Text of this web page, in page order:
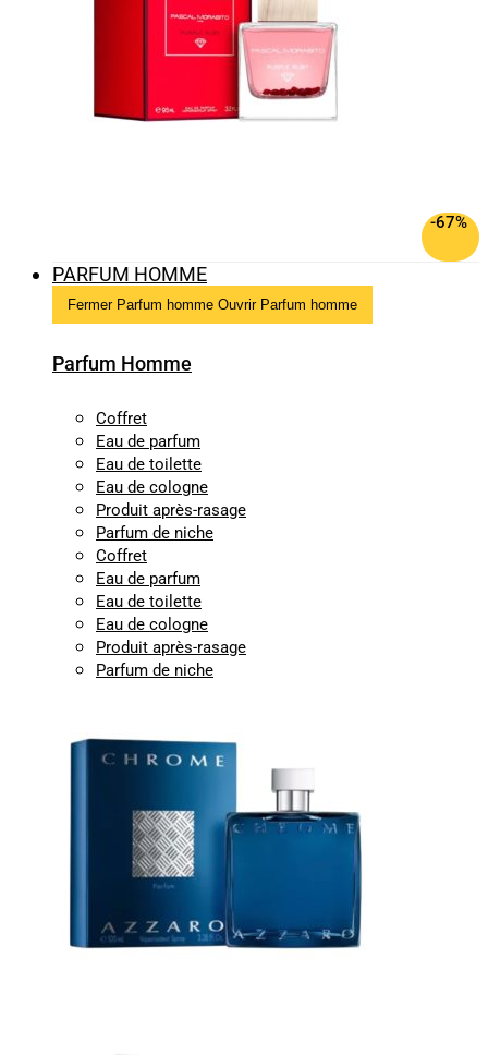
-67%
PARFUM HOMME
Fermer Parfum homme Ouvrir Parfum homme
Parfum Homme
Coffret
Eau de parfum
Eau de toilette
Eau de cologne
Produit après-rasage
Parfum de niche
Coffret
Eau de parfum
Eau de toilette
Eau de cologne
Produit après-rasage
Parfum de niche